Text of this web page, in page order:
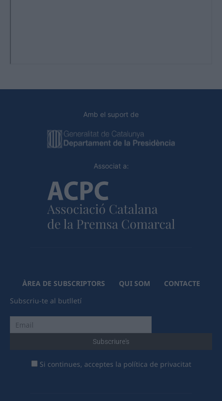
Amb el suport de
Associat a:
ÀREA DE SUBSCRIPTORS QUI SOM
CONTACTE
Subscriu-te al butlletí
Si continues, acceptes la política de privacitat